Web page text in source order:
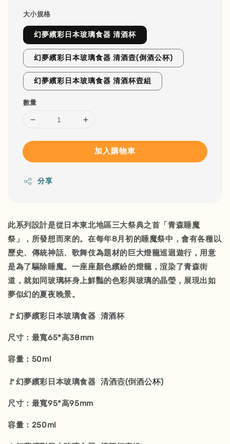
大小規格
幻夢繽彩日本玻璃食器 清酒杯
幻夢繽彩日本玻璃食器 清酒壼(倒酒公杯)
幻夢繽彩日本玻璃食器 清酒杯壼組
數量
加入購物車
分享
此系列設計是從日本東北地區三大祭典之首「青森睡魔
祭」，所發想而來的。在每年8月初的睡魔祭中，會有各種以
歷史、傳統神話、歌舞伎為題材的巨大燈籠巡迴遊行，用意
是為了驅除睡魔。一座座顏色繽紛的燈籠，渲染了青森街
道，就如同玻璃杯身上鮮豔的色彩與玻璃的晶瑩，展現出如
夢似幻的夏夜晚景。
🚩幻夢繽彩日本玻璃食器 清酒杯
尺寸：最寬65*高38mm
容量：50ml
🚩幻夢繽彩日本玻璃食器 清酒壼(倒酒公杯)
尺寸：最寬95*高95mm
容量：250ml